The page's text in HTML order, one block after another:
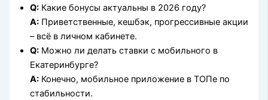
Q: Какие бонусы актуальны в 2026 году?
A: Приветственные, кешбэк, прогрессивные акции
– всё в личном кабинете.
Q: Можно ли делать ставки с мобильного в
Екатеринбурге?
A: Конечно, мобильное приложение в ТОПе по
стабильности.